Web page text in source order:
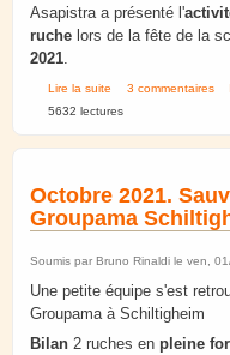
Asapistra a présenté l'
ruche lors de la fête de la
2021
Lire la suite de Activité
3 commentaires
5632 lectures
Octobre 2021.
Groupama
Soumis par Bruno Rinaldi le ven,
Une petite équipe s'est
Groupama à Schiltigheim
Bilan 2 ruches en pleine